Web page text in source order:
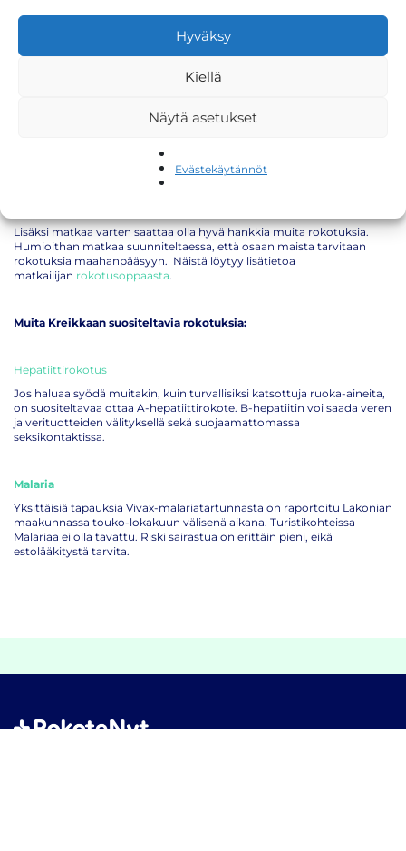
Hyväksy
Kiellä
Näytä asetukset
Evästekäytännöt
Eurooppaan matkaavan on huolehdittava, että yleisen
rokotusohjelman mukaiset rokotukset ovat kunnossa. Kreikkaan
matkustettaessa tarvitsee siis tarkistaa omat rokotukset ainakin
(tuhkarokko-, sikotauti-, vihurirokkorokote)
Lisäksi matkaa varten saattaa olla hyvä hankkia muita rokotuksia.
Humioithan matkaa suunniteltaessa, että osaan maista tarvitaan
rokotuksia maahanpääsyyn. Näistä löytyy lisätietoa
matkailijan rokotusoppaasta.
Muita Kreikkaan suositeltavia rokotuksia:
Hepatiittirokotus
Jos haluaa syödä muitakin, kuin turvallisiksi katsottuja ruoka-aineita,
on suositeltavaa ottaa A-hepatiittirokote. B-hepatiitin voi saada veren
ja verituotteiden välityksellä sekä suojaamattomassa
seksikontaktissa.
Malaria
Yksittäisiä tapauksia Vivax-malariatartunnasta on raportoitu Lakonian
maakunnassa touko-lokakuun välisenä aikana. Turistikohteissa
Malariaa ei olla tavattu. Riski sairastua on erittäin pieni, eikä
estolääkitystä tarvita.